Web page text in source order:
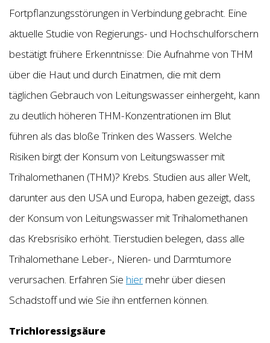
Fortpflanzungsstörungen in Verbindung gebracht. Eine
aktuelle Studie von Regierungs- und Hochschulforschern
bestätigt frühere Erkenntnisse: Die Aufnahme von THM
über die Haut und durch Einatmen, die mit dem
täglichen Gebrauch von Leitungswasser einhergeht, kann
zu deutlich höheren THM-Konzentrationen im Blut
führen als das bloße Trinken des Wassers. Welche
Risiken birgt der Konsum von Leitungswasser mit
Trihalomethanen (THM)? Krebs. Studien aus aller Welt,
darunter aus den USA und Europa, haben gezeigt, dass
der Konsum von Leitungswasser mit Trihalomethanen
das Krebsrisiko erhöht. Tierstudien belegen, dass alle
Trihalomethane Leber-, Nieren- und Darmtumore
verursachen. Erfahren Sie hier mehr über diesen
Schadstoff und wie Sie ihn entfernen können.
Trichloressigsäure